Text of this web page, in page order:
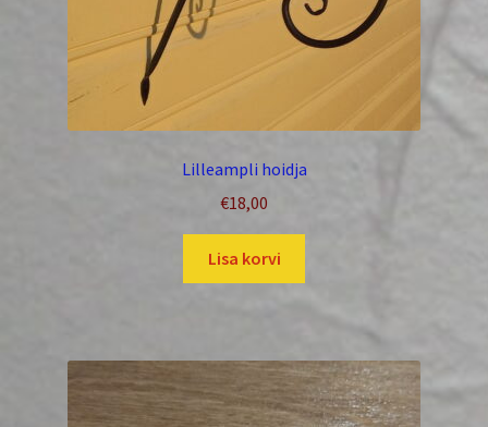
Lilleampli hoidja
€18,00
Lisa korvi